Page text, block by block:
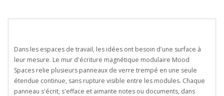
Dans les espaces de travail, les idées ont besoin d'une surface à
leur mesure. Le mur d'écriture magnétique modulaire Mood
Spaces relie plusieurs panneaux de verre trempé en une seule
étendue continue, sans rupture visible entre les modules. Chaque
panneau s'écrit, s'efface et aimante notes ou documents, dans